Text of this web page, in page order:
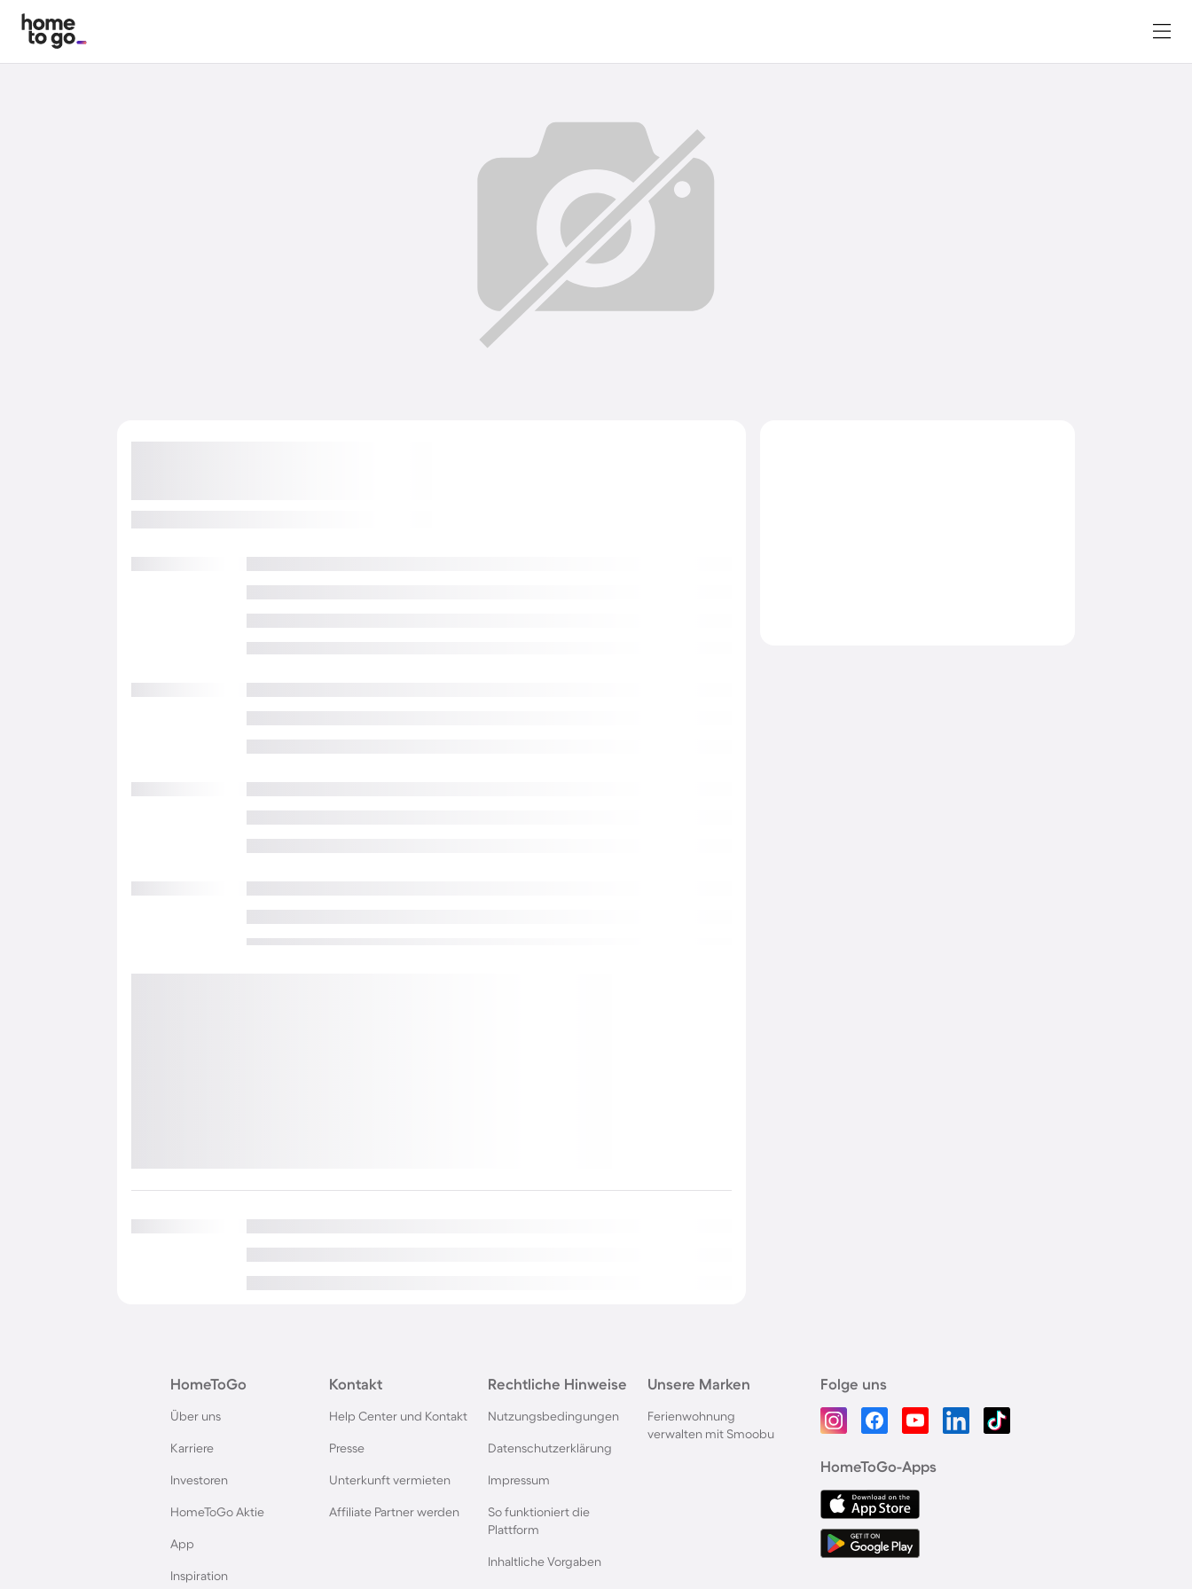
HomeToGo
Über uns
Karriere
Investoren
HomeToGo Aktie
App
Inspiration
Kontakt
Help Center und Kontakt
Presse
Unterkunft vermieten
Affiliate Partner werden
Rechtliche Hinweise
Nutzungsbedingungen
Datenschutzerklärung
Impressum
So funktioniert die
Plattform
Inhaltliche Vorgaben
Unsere Marken
Ferienwohnung
verwalten mit Smoobu
Folge uns
HomeToGo-Apps